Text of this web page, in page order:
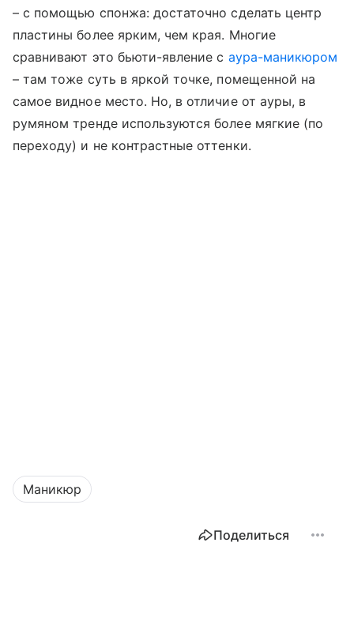
– с помощью спонжа: достаточно сделать центр
пластины более ярким, чем края. Многие
сравнивают это бьюти-явление с аура-маникюром
– там тоже суть в яркой точке, помещенной на
самое видное место. Но, в отличие от ауры, в
румяном тренде используются более мягкие (по
переходу) и не контрастные оттенки.
Маникюр
Поделиться